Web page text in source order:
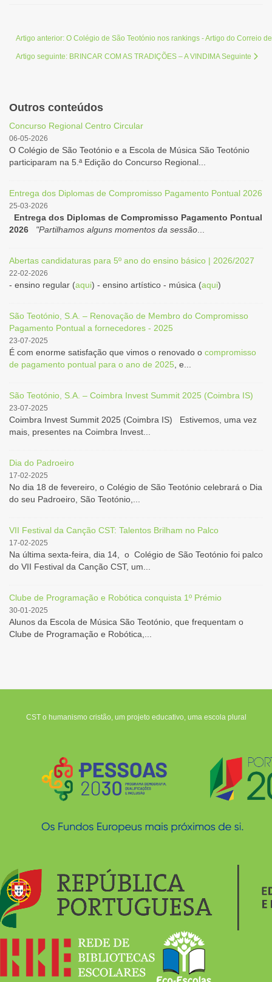
Artigo anterior: O Colégio de São Teotónio nos rankings - Artigo do Correio
Artigo seguinte: BRINCAR COM AS TRADIÇÕES – A VINDIMASeguinte
Outros conteúdos
Concurso Regional Centro Circular
06-05-2026
O Colégio de São Teotónio e a Escola de Música São Teotónio
participaram na 5.ª Edição do Concurso Regional...
Entrega dos Diplomas de Compromisso Pagamento Pontual 2026
25-03-2026
Entrega dos Diplomas de Compromisso Pagamento Pontual
2026
"Partilhamos alguns momentos da sessão
Abertas candidaturas para 5º ano do ensino básico | 2026/2027
22-02-2026
- ensino regular (aqui) - ensino artístico - música (aqui)
São Teotónio, S.A. – Renovação de Membro do Compromisso
Pagamento Pontual a fornecedores - 2025
23-07-2025
É com enorme satisfação que vimos o renovado o compromisso
de pagamento pontual para o ano de 2025 , e...
São Teotónio, S.A. – Coimbra Invest Summit 2025 (Coimbra IS)
23-07-2025
Coimbra Invest Summit 2025 (Coimbra IS) Estivemos, uma vez
mais, presentes na Coimbra Invest...
Dia do Padroeiro
17-02-2025
No dia 18 de fevereiro, o Colégio de São Teotónio celebrará o Dia
do seu Padroeiro, São Teotónio,...
VII Festival da Canção CST: Talentos Brilham no Palco
17-02-2025
Na última sexta-feira, dia 14, o Colégio de São Teotónio foi palco
do VII Festival da Canção CST, um...
Clube de Programação e Robótica conquista 1º Prémio
30-01-2025
Alunos da Escola de Música São Teotónio, que frequentam o
Clube de Programação e Robótica,...
CST o humanismo cristão, um projeto educativo, uma escola plural